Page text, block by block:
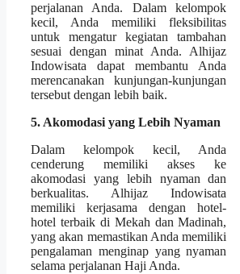
perjalanan Anda. Dalam kelompok
kecil, Anda memiliki fleksibilitas
untuk mengatur kegiatan tambahan
sesuai dengan minat Anda. Alhijaz
Indowisata dapat membantu Anda
merencanakan kunjungan-kunjungan
tersebut dengan lebih baik.
5. Akomodasi yang Lebih Nyaman
Dalam kelompok kecil, Anda
cenderung memiliki akses ke
akomodasi yang lebih nyaman dan
berkualitas. Alhijaz Indowisata
memiliki kerjasama dengan hotel-
hotel terbaik di Mekah dan Madinah,
yang akan memastikan Anda memiliki
pengalaman menginap yang nyaman
selama perjalanan Haji Anda.